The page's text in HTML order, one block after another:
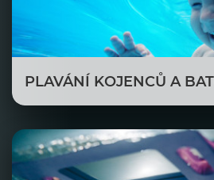
PLAVÁNÍ KOJENCŮ A